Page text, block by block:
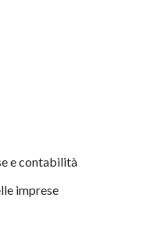
e contabilità
imprese